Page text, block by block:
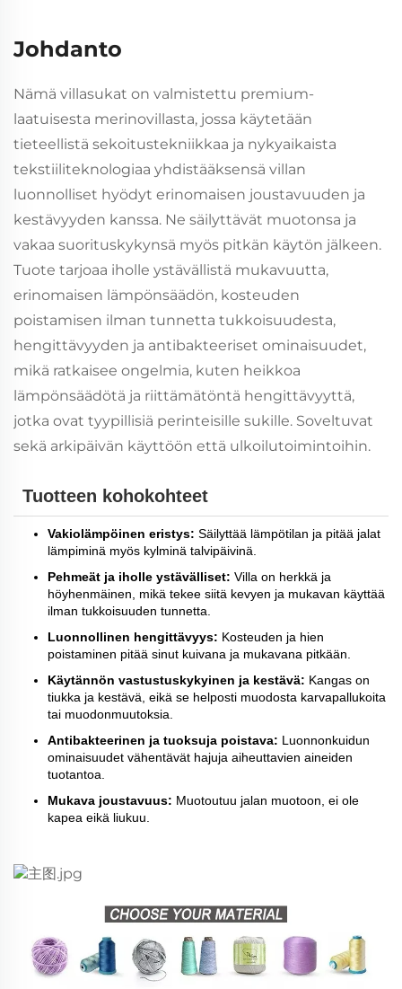
Johdanto
Nämä villasukat on valmistettu premium-
laatuisesta merinovillasta, jossa käytetään
tieteellistä sekoitustekniikkaa ja nykyaikaista
tekstiiliteknologiaa yhdistääksensä villan
luonnolliset hyödyt erinomaisen joustavuuden ja
kestävyyden kanssa. Ne säilyttävät muotonsa ja
vakaa suorituskykynsä myös pitkän käytön jälkeen.
Tuote tarjoaa iholle ystävällistä mukavuutta,
erinomaisen lämpönsäädön, kosteuden
poistamisen ilman tunnetta tukkoisuudesta,
hengittävyyden ja antibakteeriset ominaisuudet,
mikä ratkaisee ongelmia, kuten heikkoa
lämpönsäädötä ja riittämätöntä hengittävyyttä,
jotka ovat tyypillisiä perinteisille sukille. Soveltuvat
sekä arkipäivän käyttöön että ulkoilutoimintoihin.
Tuotteen kohokohteet
Vakiolämpöinen eristys: Säilyttää lämpötilan ja pitää jalat
lämpiminä myös kylminä talvipäivinä.
Pehmeät ja iholle ystävälliset: Villa on herkkä ja
höyhenmäinen, mikä tekee siitä kevyen ja mukavan käyttää
ilman tukkoisuuden tunnetta.
Luonnollinen hengittävyys: Kosteuden ja hien
poistaminen pitää sinut kuivana ja mukavana pitkään.
Käytännön vastustuskykyinen ja kestävä: Kangas on
tiukka ja kestävä, eikä se helposti muodosta karvapallukoita
tai muodonmuutoksia.
Antibakteerinen ja tuoksuja poistava: Luonnonkuidun
ominaisuudet vähentävät hajuja aiheuttavien aineiden
tuotantoa.
Mukava joustavuus: Muotoutuu jalan muotoon, ei ole
kapea eikä liukuu.